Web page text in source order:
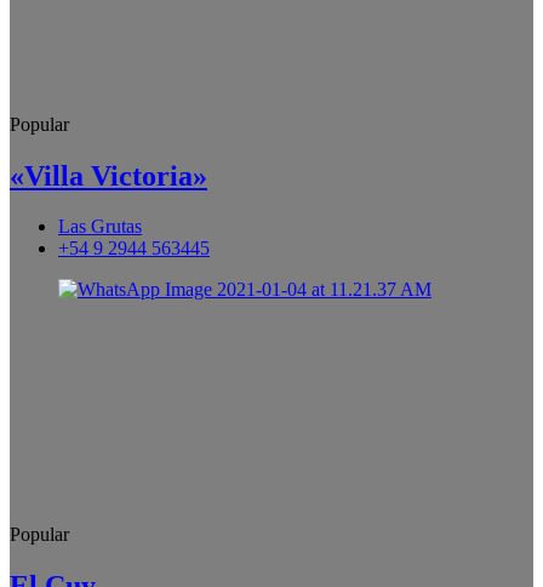
Popular
«Villa Victoria»
Las Grutas
+54 9 2944 563445
Popular